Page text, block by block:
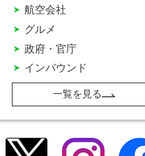
インバウンド
グルメ
政府・官庁
航空会社
一覧を見る